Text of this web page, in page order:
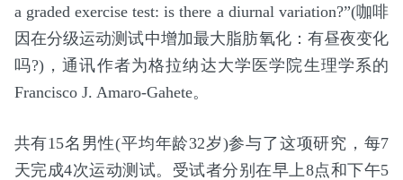
a graded exercise test: is there a diurnal variation?”(咖啡
因在分级运动测试中增加最大脂肪氧化：有昼夜变化
吗?)，通讯作者为格拉纳达大学医学院生理学系的
Francisco J. Amaro-Gahete。
共有15名男性(平均年龄32岁)参与了这项研究，每7
天完成4次运动测试。受试者分别在早上8点和下午5